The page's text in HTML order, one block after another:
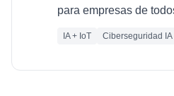
para empresas de
IA + IoT Ciberseguridad IA